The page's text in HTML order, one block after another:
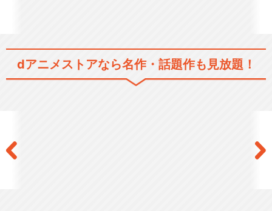
dアニメストアなら名作・話題作も見放題！